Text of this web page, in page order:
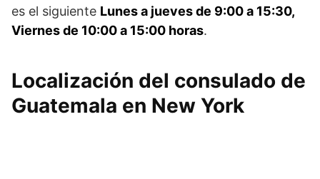
es el siguiente Lunes a jueves de 9:00 a 15:30,
Viernes de 10:00 a 15:00 horas.
Localización del consulado de
Guatemala en New York